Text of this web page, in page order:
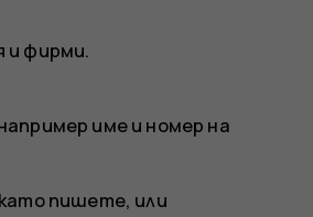
и фирми.
име и номер на
пишете, или